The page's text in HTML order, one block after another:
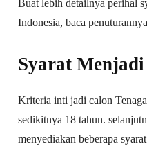
Buat lebih detailnya perihal
Indonesia, baca
Syarat
Kriteria inti jadi calon
sedikitnya 18 tahun.
menyediakan beberapa